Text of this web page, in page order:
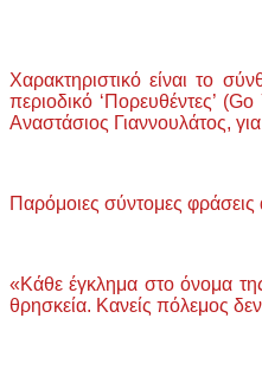
Χαρακτηριστικό είναι το
περιοδικό ‘Πορευθέντες’
Αναστάσιος Γιαννουλάτος,
Παρόμοιες σύντομες φράσεις
«Κάθε έγκλημα στο όνομα της
θρησκεία. Κανείς πόλεμος δεν